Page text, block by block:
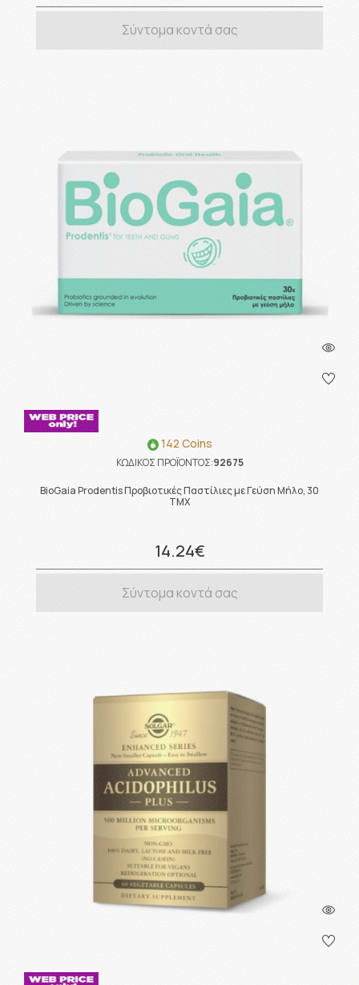
Σύντομα κοντά σας
142 Coins
ΚΩΔΙΚΟΣ ΠΡΟΪΟΝΤΟΣ:92675
BioGaia Prodentis Προβιοτικές Παστίλιες με Γεύση Μήλο, 30
ΤΜΧ
14.24€
Σύντομα κοντά σας